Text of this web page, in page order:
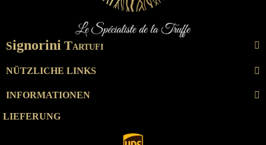
Signorini TARTUFI
NÜTZLICHE LINKS
INFORMATIONEN
LIEFERUNG